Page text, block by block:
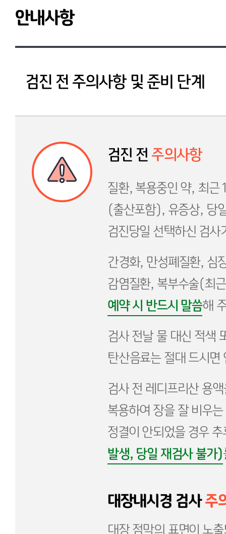
안내사항
검진 전 주의사항 및 준비 단계
검진 전 주의사항
질환, 복용중인 약, 최근
(출산포함), 유증상, 당
검진당일 선택하신 검
간경화, 만성폐질환, 심
감염질환, 복부수술(최
예약 시 반드시 말씀해
검사 전날 물 대신 적색
탄산음료는 절대 드시면
검사 전 레디프리산 용
복용하여 장을 잘 비우
정결이 안되었을 경우
발생, 당일 재검사 불가)
대장내시경 검사주
대장 점막의 표면이 노